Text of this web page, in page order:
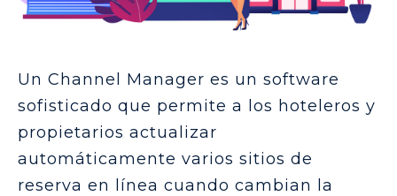
Un Channel Manager es un software
sofisticado que permite a los hoteleros y
propietarios actualizar
automáticamente varios sitios de
reserva en línea cuando cambian la